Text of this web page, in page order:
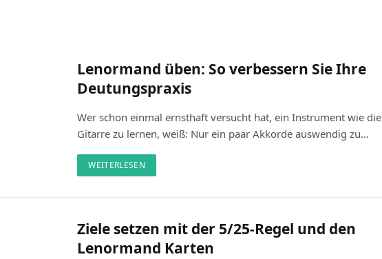
Lenormand üben: So verbessern Sie Ihre
Deutungspraxis
Wer schon einmal ernsthaft versucht hat, ein Instrument wie die
Gitarre zu lernen, weiß: Nur ein paar Akkorde auswendig zu…
WEITERLESEN
Ziele setzen mit der 5/25-Regel und den
Lenormand Karten